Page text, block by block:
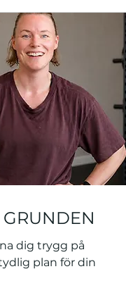
GRUNDEN
dig trygg på
plan för din